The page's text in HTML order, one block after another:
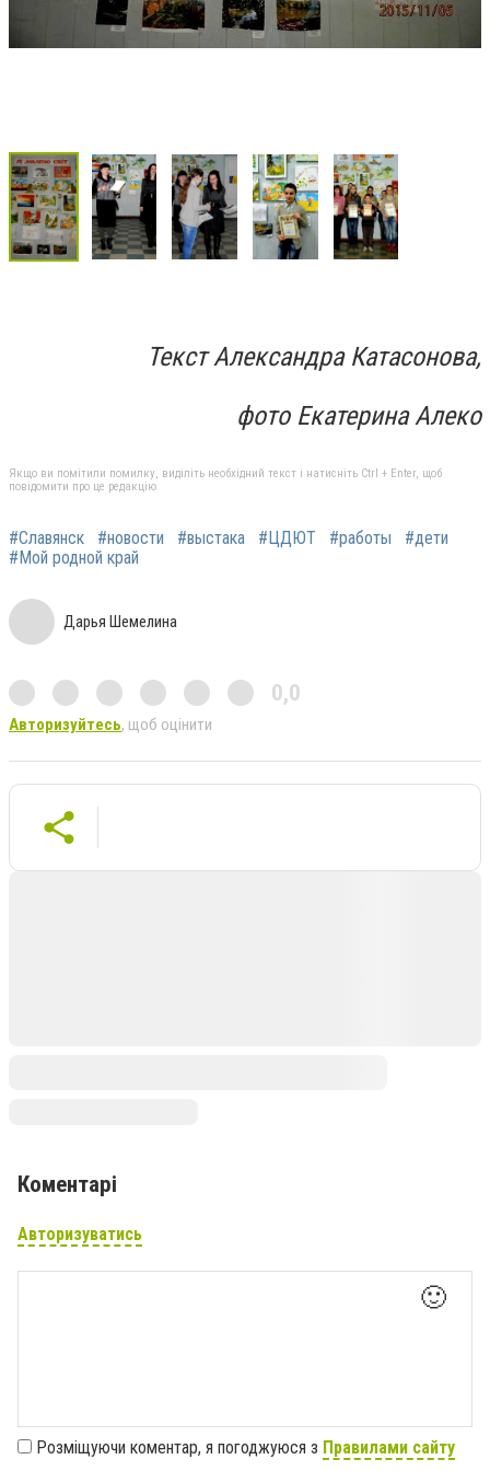
Текст Александра Катасонова,
фото Екатерина Алеко
Якщо ви помітили помилку, виділіть необхідний текст і натисніть Ctrl + Enter, щоб
повідомити про це редакцію
#Славянск #новости #выстака #ЦДЮТ #работы
#дети
#Мой родной край
Дарья Шемелина
0,0
Авторизуйтесь, щоб оцінити
Коментарі
Авторизуватись
🙂
Розміщуючи коментар, я погоджуюся з Правилами сайту